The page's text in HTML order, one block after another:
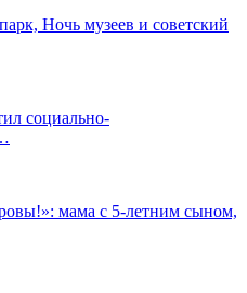
Ночь музеев и советский
социально-
мама с 5-летним сыном,